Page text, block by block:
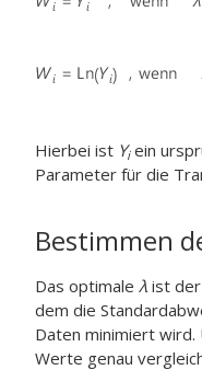
Hierbei ist Yiein
Parameter für die
Bestimmen
Das optimale λist der
dem die
Daten minimiert wird.
Werte genau